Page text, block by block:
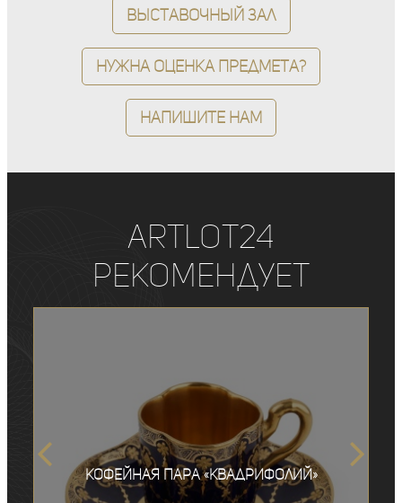
Выставочный зал
Нужна оценка предмета?
Напишите нам
ArtLot24
рекомендует
Кофейная пара «Квадрифолий»